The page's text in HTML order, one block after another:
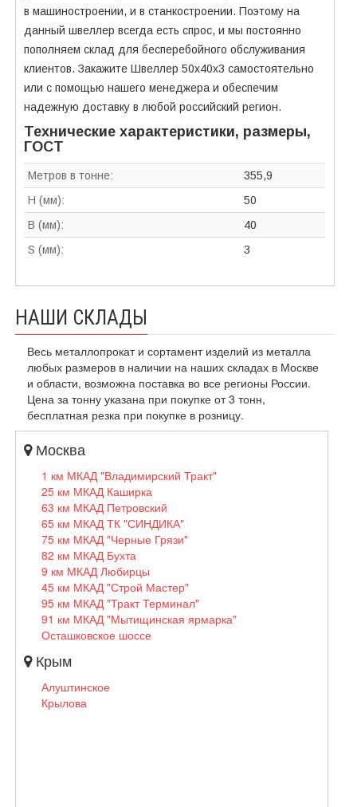
в машиностроении, и в станкостроении. Поэтому на
данный швеллер всегда есть спрос, и мы постоянно
пополняем склад для бесперебойного обслуживания
клиентов. Закажите Швеллер 50х40х3 самостоятельно
или с помощью нашего менеджера и обеспечим
надежную доставку в любой российский регион.
Технические характеристики, размеры,
ГОСТ
Метров в тонне:
355,9
H (мм):
50
B (мм):
40
S (мм):
3
НАШИ СКЛАДЫ
Весь металлопрокат и сортамент изделий из металла
любых размеров в наличии на наших складах в Москве
и области, возможна поставка во все регионы России.
Цена за тонну указана при покупке от 3 тонн,
бесплатная резка при покупке в розницу.
Москва
1 км МКАД "Владимирский Тракт"
25 км МКАД Каширка
63 км МКАД Петровский
65 км МКАД ТК "СИНДИКА"
75 км МКАД "Черные Грязи"
82 км МКАД Бухта
9 км МКАД Любирцы
45 км МКАД "Строй Мастер"
95 км МКАД "Тракт Терминал"
91 км МКАД "Мытищинская ярмарка"
Осташковское шоссе
Крым
Алуштинское
Крылова